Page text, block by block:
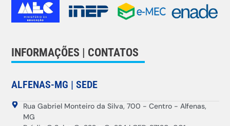
INFORMAÇÕES | CONTATOS
ALFENAS-MG | SEDE
Rua Gabriel Monteiro da Silva, 700 - Centro - Alfenas,
MG